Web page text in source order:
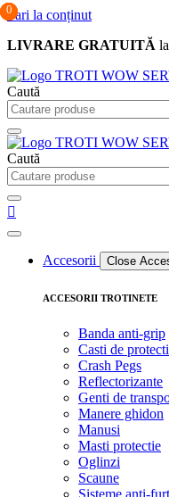
Sari la conținut
LIVRARE GRATUITĂ
0
Caută
Caută
0
0
Accesorii Close
ACCESORII TROTINETE
Banda anti-grip
Casti de
Crash Pegs
Reflectorizante
Genti de
Manere ghidon
Manusi
Masti protectie
Oglinzi
Scaune
Sisteme anti-furt